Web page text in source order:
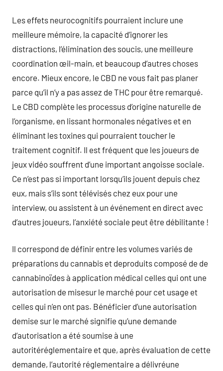
Les effets neurocognitifs pourraient inclure une
meilleure mémoire, la capacité d’ignorer les
distractions, l’élimination des soucis, une meilleure
coordination œil-main, et beaucoup d’autres choses
encore. Mieux encore, le CBD ne vous fait pas planer
parce qu’il n’y a pas assez de THC pour être remarqué.
Le CBD complète les processus d’origine naturelle de
l’organisme, en lissant hormonales négatives et en
éliminant les toxines qui pourraient toucher le
traitement cognitif. Il est fréquent que les joueurs de
jeux vidéo souffrent d’une important angoisse sociale.
Ce n’est pas si important lorsqu’ils jouent depuis chez
eux, mais s’ils sont télévisés chez eux pour une
interview, ou assistent à un événement en direct avec
d’autres joueurs, l’anxiété sociale peut être débilitante !
Il correspond de définir entre les volumes variés de
préparations du cannabis et deproduits composé de de
cannabinoïdes à application médical celles qui ont une
autorisation de misesur le marché pour cet usage et
celles qui n’en ont pas. Bénéficier d’une autorisation
demise sur le marché signifie qu’une demande
d’autorisation a été soumise à une
autoritéréglementaire et que, après évaluation de cette
demande, l’autorité réglementaire a délivréune